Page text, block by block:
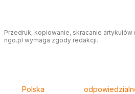
Przedruk, kopiowanie, skracanie
ngo.pl wymaga zgody redakcji.
Polska